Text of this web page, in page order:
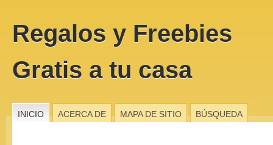
Regalos y Freebies
Gratis a tu casa
INICIO ACERCA DE MAPA DE SITIO BÚSQUEDA